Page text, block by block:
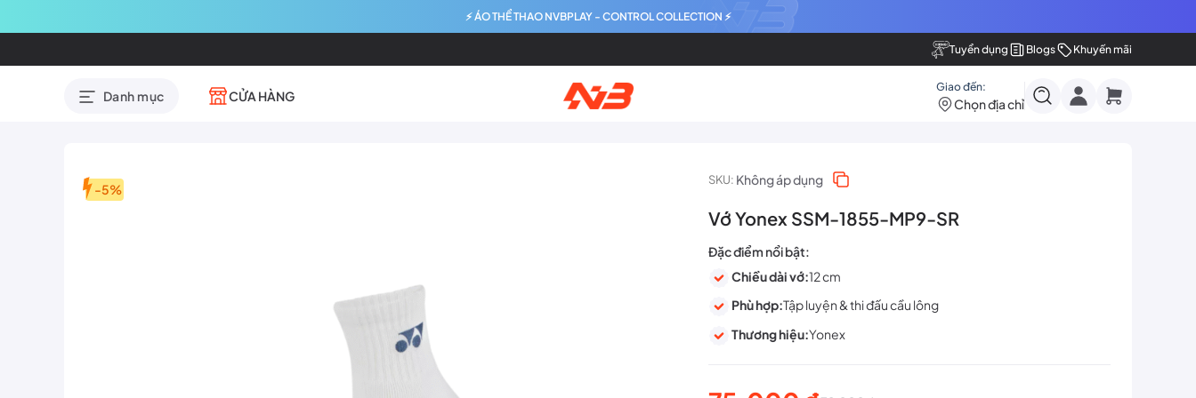
Tuyển dụng Blogs Khuyến mãi
Danh mục CỬA HÀNG
Giao đến:
Chọn địa chỉ
⚡ ÁO THỂ THAO NVBPLAY - CONTROL COLLECTION ⚡
-5%
SKU: Không áp dụng
Vớ Yonex SSM-1855-MP9-SR
Đặc điểm nổi bật:
Chiều dài vớ:12 cm
Phù hợp:Tập luyện & thi đấu cầu lông
Thương hiệu:Yonex